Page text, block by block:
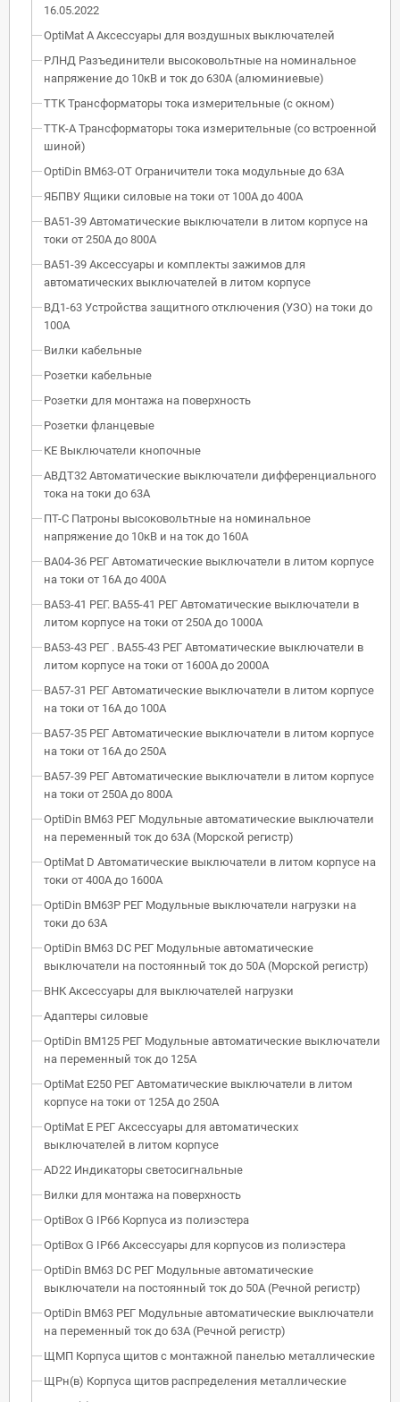
16.05.2022
OptiMat A Аксессуары для воздушных выключателей
РЛНД Разъединители высоковольтные на номинальное
напряжение до 10кВ и ток до 630А (алюминиевые)
ТТК Трансформаторы тока измерительные (с окном)
ТТК-А Трансформаторы тока измерительные (со встроенной
шиной)
OptiDin BM63-OT Ограничители тока модульные до 63А
ЯБПВУ Ящики силовые на токи от 100А до 400А
ВА51-39 Автоматические выключатели в литом корпусе на
токи от 250А до 800А
ВА51-39 Аксессуары и комплекты зажимов для
автоматических выключателей в литом корпусе
ВД1-63 Устройства защитного отключения (УЗО) на токи до
100А
Вилки кабельные
Розетки кабельные
Розетки для монтажа на поверхность
Розетки фланцевые
КЕ Выключатели кнопочные
АВДТ32 Автоматические выключатели дифференциального
тока на токи до 63А
ПТ-С Патроны высоковольтные на номинальное
напряжение до 10кВ и на ток до 160А
ВА04-36 РЕГ Автоматические выключатели в литом корпусе
на токи от 16А до 400А
ВА53-41 РЕГ. ВА55-41 РЕГ Автоматические выключатели в
литом корпусе на токи от 250А до 1000А
ВА53-43 РЕГ . ВА55-43 РЕГ Автоматические выключатели в
литом корпусе на токи от 1600А до 2000А
ВА57-31 РЕГ Автоматические выключатели в литом корпусе
на токи от 16А до 100А
ВА57-35 РЕГ Автоматические выключатели в литом корпусе
на токи от 16А до 250А
ВА57-39 РЕГ Автоматические выключатели в литом корпусе
на токи от 250А до 800А
OptiDin BM63 РЕГ Модульные автоматические выключатели
на переменный ток до 63А (Морской регистр)
OptiMat D Автоматические выключатели в литом корпусе на
токи от 400А до 1600А
OptiDin BM63P РЕГ Модульные выключатели нагрузки на
токи до 63А
OptiDin BM63 DC РЕГ Модульные автоматические
выключатели на постоянный ток до 50А (Морской регистр)
ВНК Аксессуары для выключателей нагрузки
Адаптеры силовые
OptiDin BM125 РЕГ Модульные автоматические выключатели
на переменный ток до 125А
OptiMat E250 РЕГ Автоматические выключатели в литом
корпусе на токи от 125А до 250А
OptiMat E РЕГ Аксессуары для автоматических
выключателей в литом корпусе
AD22 Индикаторы светосигнальные
Вилки для монтажа на поверхность
OptiBox G IP66 Корпуса из полиэстера
OptiBox G IP66 Аксессуары для корпусов из полиэстера
OptiDin BM63 DC РЕГ Модульные автоматические
выключатели на постоянный ток до 50А (Речной регистр)
OptiDin BM63 РЕГ Модульные автоматические выключатели
на переменный ток до 63А (Речной регистр)
ЩМП Корпуса щитов с монтажной панелью металлические
ЩРн(в) Корпуса щитов распределения металлические